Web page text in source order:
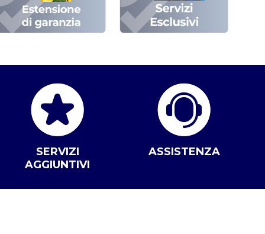
SERVIZI
AGGIUNTIVI
ASSISTENZA